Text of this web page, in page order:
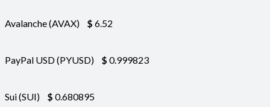
Avalanche (AVAX) $ 6.52
PayPal USD (PYUSD) $ 0.999823
Sui (SUI) $ 0.680895